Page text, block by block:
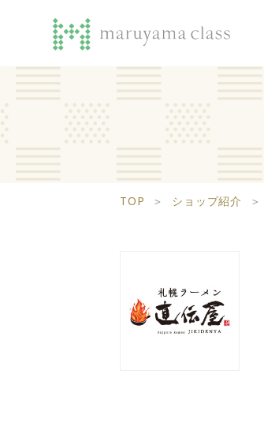
TOP ＞ ショップ紹介 ＞